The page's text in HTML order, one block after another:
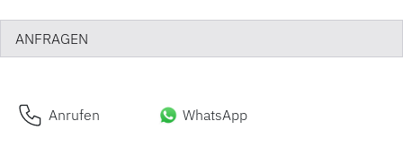
ANFRAGEN
Anrufen WhatsApp